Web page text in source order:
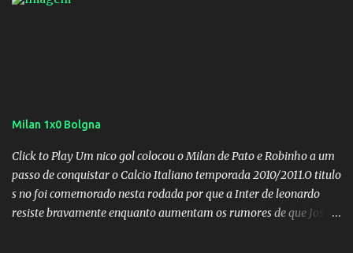
Milan 1x0 Bolgna
Click to Play Um nico gol colocou o Milan de Pato e Robinho a um
passo de conquistar o Calcio Italiano temporada 2010/2011.O titulo
s no foi comemorado nesta rodada por que a Inter de leonardo
resiste bravamente enquanto aumentam os rumores de que Jos